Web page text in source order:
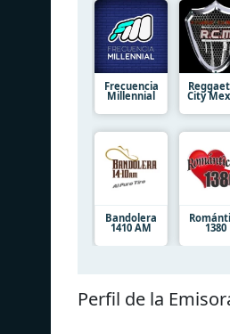
Frecuencia
Millennial City
Bandolera
1410 AM 1380
Perfil de la